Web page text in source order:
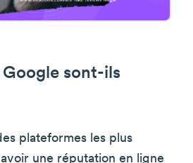
Google sont-ils
plateformes les plus
une réputation en ligne